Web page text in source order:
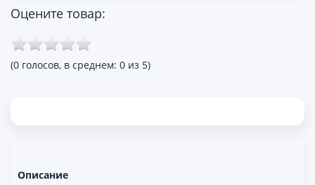
Оцените товар:
(0 голосов, в среднем: 0 из 5)
Описание